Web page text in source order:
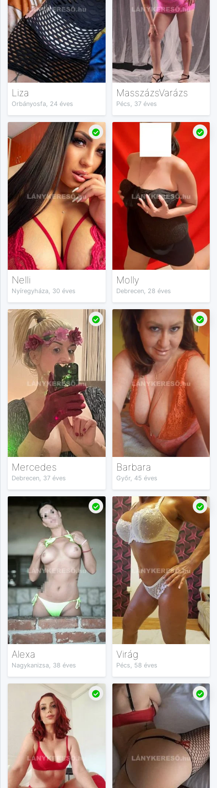
Liza
Orbányosfa, 24 éves
MasszázsVarázs
Pécs, 37 éves
Nelli
Nyíregyháza, 30 éves
Molly
Debrecen, 28 éves
Mercedes
Debrecen, 37 éves
Barbara
Győr, 45 éves
Alexa
Nagykanizsa, 38 éves
Virág
Pécs, 58 éves